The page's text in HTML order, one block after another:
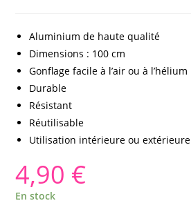
Aluminium de haute qualité
Dimensions : 100 cm
Gonflage facile à l’air ou à l’hélium
Durable
Résistant
Réutilisable
Utilisation intérieure ou extérieure
4,90 €
En stock